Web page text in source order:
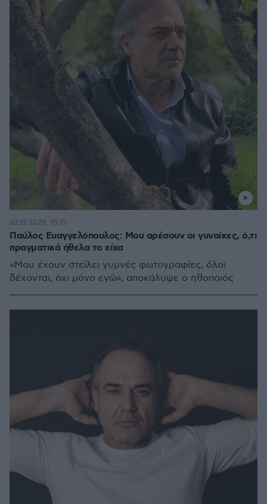
Παύλος Ευαγγελόπουλος: Μου αρέσουν οι γυναίκες, ό,τι
πραγματικά ήθελα το είχα
«Μου έχουν στείλει γυμνές φωτογραφίες, όλοι
δέχονται, όχι μόνο εγώ», αποκάλυψε ο ηθοποιός
02.12.2020, 15:15